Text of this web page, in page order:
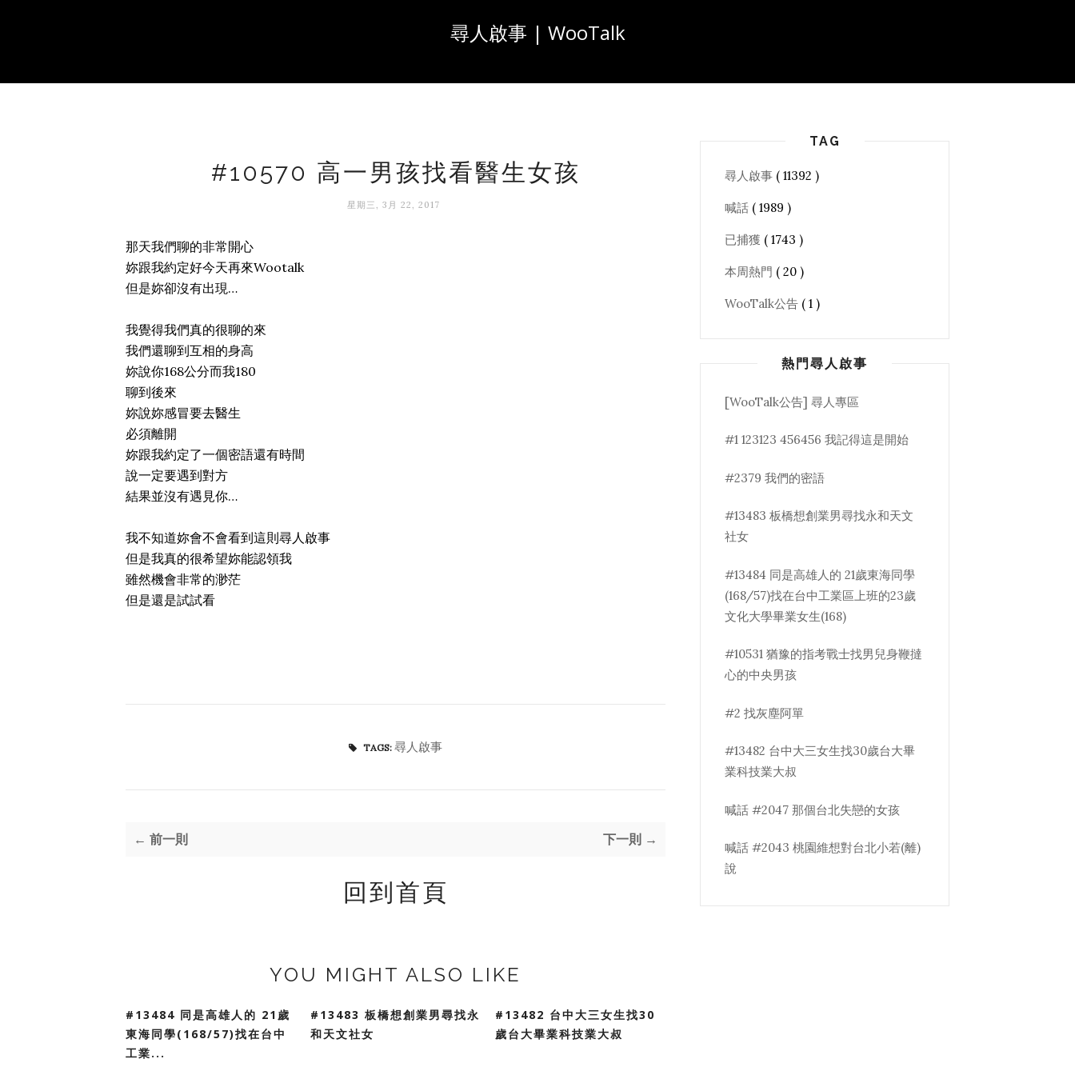
尋人啟事 | WooTalk
#10570 高一男孩找看醫生女孩
星期三, 3月 22, 2017
那天我們聊的非常開心
妳跟我約定好今天再來Wootalk
但是妳卻沒有出現…
我覺得我們真的很聊的來
我們還聊到互相的身高
妳說你168公分而我180
聊到後來
妳說妳感冒要去醫生
必須離開
妳跟我約定了一個密語還有時間
說一定要遇到對方
結果並沒有遇見你…
我不知道妳會不會看到這則尋人啟事
但是我真的很希望妳能認領我
雖然機會非常的渺茫
但是還是試試看
TAGS: 尋人啟事
← 前一則 下一則 →
回到首頁
YOU MIGHT ALSO LIKE
#13484 同是高雄人的 21歲
東海同學(168/57)找在台中
工業...
#13483 板橋想創業男尋找永
和天文社女
#13482 台中大三女生找30
歲台大畢業科技業大叔
TAG
尋人啟事 ( 11392 )
喊話 ( 1989 )
已捕獲 ( 1743 )
本周熱門 ( 20 )
WooTalk公告 ( 1 )
熱門尋人啟事
[WooTalk公告] 尋人專區
#1 123123 456456 我記得這是開始
#2379 我們的密語
#13483 板橋想創業男尋找永和天文
社女
#13484 同是高雄人的 21歲東海同學
(168/57)找在台中工業區上班的23歲
文化大學畢業女生(168)
#10531 猶豫的指考戰士找男兒身鞭撻
心的中央男孩
#2 找灰塵阿單
#13482 台中大三女生找30歲台大畢
業科技業大叔
喊話 #2047 那個台北失戀的女孩
喊話 #2043 桃園維想對台北小若(離)
說